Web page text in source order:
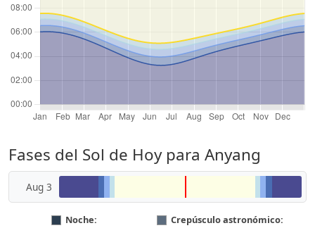
Fases del Sol de Hoy para Anyang
Aug 3
Noche: Crepúsculo astronómico: